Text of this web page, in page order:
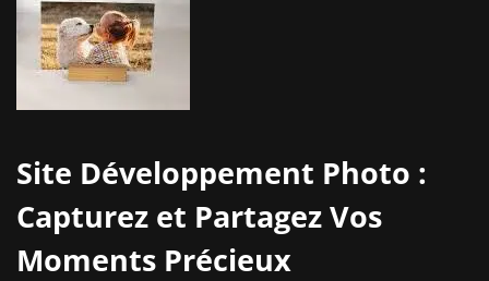
Site Développement Photo :
Capturez et Partagez Vos
Moments Précieux